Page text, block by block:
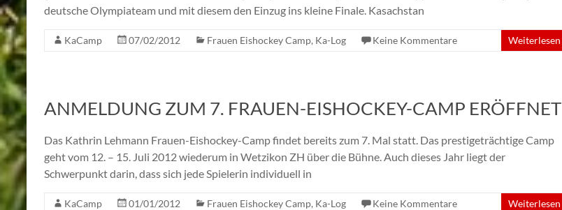
deutsche Olympiateam und mit diesem den Einzug ins kleine Finale. Kasachstan
KaCamp 07/02/2012 Frauen Eishockey Camp, Ka-Log Keine Kommentare Weiterlesen
ANMELDUNG ZUM 7. FRAUEN-EISHOCKEY-CAMP ERÖFFNET
Das Kathrin Lehmann Frauen-Eishockey-Camp findet bereits zum 7. Mal statt. Das prestigeträchtige Camp
geht vom 12. – 15. Juli 2012 wiederum in Wetzikon ZH über die Bühne. Auch dieses Jahr liegt der
Schwerpunkt darin, dass sich jede Spielerin individuell in
KaCamp 01/01/2012 Frauen Eishockey Camp, Ka-Log Keine Kommentare Weiterlesen